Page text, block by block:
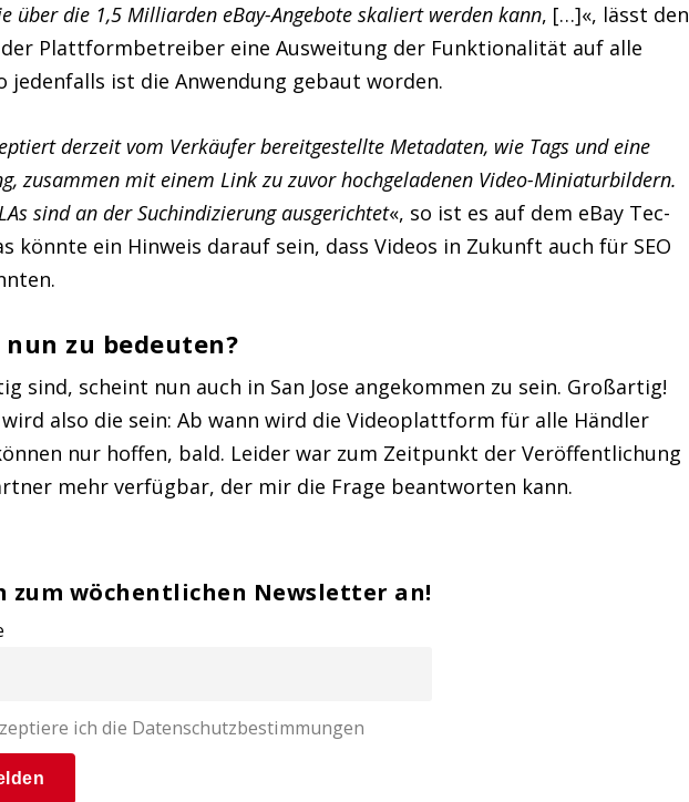
über die 1,5 Milliarden eBay-Angebote skaliert werden kann, […]«, lässt den
der Plattformbetreiber eine Ausweitung der Funktionalität auf alle
jedenfalls ist die Anwendung gebaut worden.
derzeit vom Verkäufer bereitgestellte Metadaten, wie Tags und eine
zusammen mit einem Link zu zuvor hochgeladenen Video-Miniaturbildern.
sind an der Suchindizierung ausgerichtet«, so ist es auf dem eBay Tec-
könnte ein Hinweis darauf sein, dass Videos in Zukunft auch für SEO
zu bedeuten?
sind, scheint nun auch in San Jose angekommen zu sein. Großartig!
also die sein: Ab wann wird die Videoplattform für alle Händler
nur hoffen, bald. Leider war zum Zeitpunkt der Veröffentlichung
mehr verfügbar, der mir die Frage beantworten kann.
zum wöchentlichen Newsletter an!
ich die Datenschutzbestimmungen